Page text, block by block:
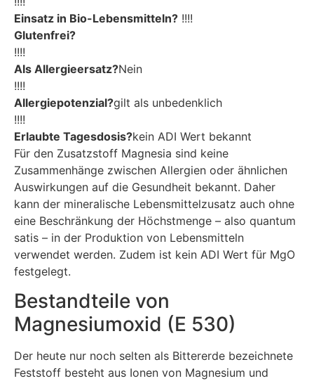
Einsatz in Bio-Lebensmitteln? !!!!
Glutenfrei?
!!!!
Als Allergieersatz?Nein
!!!!
Allergiepotenzial?gilt als unbedenklich
!!!!
Erlaubte Tagesdosis?kein ADI Wert bekannt
Für den Zusatzstoff Magnesia sind keine
Zusammenhänge zwischen Allergien oder ähnlichen
Auswirkungen auf die Gesundheit bekannt. Daher
kann der mineralische Lebensmittelzusatz auch ohne
eine Beschränkung der Höchstmenge – also quantum
satis – in der Produktion von Lebensmitteln
verwendet werden. Zudem ist kein ADI Wert für MgO
festgelegt.
Bestandteile von
Magnesiumoxid (E 530)
Der heute nur noch selten als Bittererde bezeichnete
Feststoff besteht aus Ionen von Magnesium und